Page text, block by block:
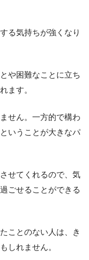
る気持ちが強くなり
や困難なことに立ち
ます。
せん。一方的で構わ
いうことが大きなパ
せてくれるので、気
ごせることができる
ことのない人は、き
しれません。